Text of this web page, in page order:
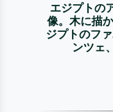
エジプトの
像。木に描
ジプトのフ
ンツェ